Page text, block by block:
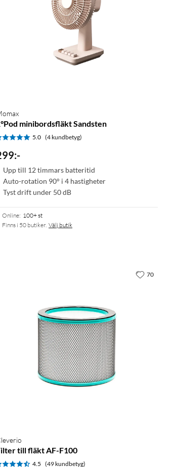
minibordsfläkt Sandsten
5.0 (4 kundbetyg)
:-
Upp till 12 timmars batteritid
Auto-rotation 90° i 4 hastigheter
Tyst drift under 50 dB
Online: 100+ st
Finns i 50 butiker. Välj butik
till fläkt AF-F100
4.5 (49 kundbetyg)
70